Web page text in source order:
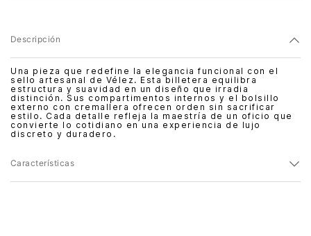
Descripción
Una pieza que redefine la elegancia funcional con el
sello artesanal de Vélez. Esta billetera equilibra
estructura y suavidad en un diseño que irradia
distinción. Sus compartimentos internos y el bolsillo
externo con cremallera ofrecen orden sin sacrificar
estilo. Cada detalle refleja la maestría de un oficio que
convierte lo cotidiano en una experiencia de lujo
discreto y duradero.
Características